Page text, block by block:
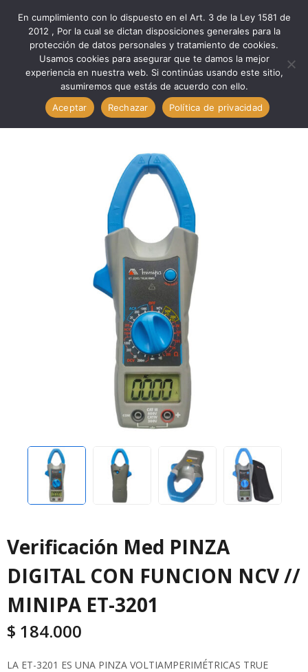
Marcas
Minipa
Verificación Med PINZA DIGITAL CON FUNCION NCV //
MINIPA ET-3201
Verificación Med PINZA
DIGITAL CON FUNCION NCV //
MINIPA ET-3201
$ 184.000
LA ET-3201 ES UNA PINZA VOLTIAMPERIMÉTRICAS TRUE
En cumplimiento con lo dispuesto en el Art. 3 de la Ley 1581 de
2012 , Por la cual se dictan disposiciones generales para la
protección de datos personales y tratamiento de cookies.
Usamos cookies para asegurar que te damos la mejor
experiencia en nuestra web. Si continúas usando este sitio,
asumiremos que estás de acuerdo con ello.
Aceptar
Rechazar Política de privacidad